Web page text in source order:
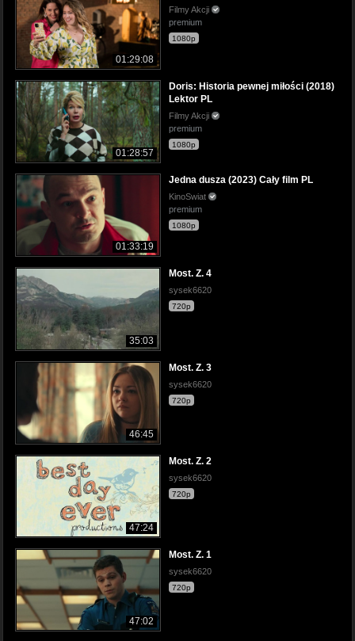
01:29:08
Filmy Akcji
premium
1080p
01:28:57
Doris: Historia pewnej miłości (2018)
Lektor PL
Filmy Akcji
premium
1080p
01:33:19
Jedna dusza (2023) Cały film PL
KinoSwiat
premium
1080p
35:03
Most. Z. 4
sysek6620
720p
46:45
Most. Z. 3
sysek6620
720p
47:24
Most. Z. 2
sysek6620
720p
47:02
Most. Z. 1
sysek6620
720p